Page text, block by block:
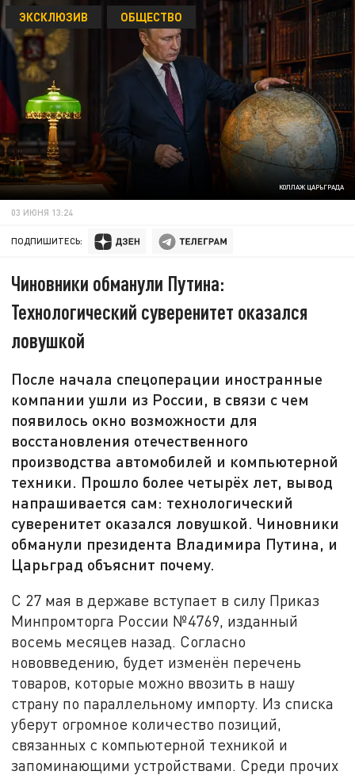
КОЛЛАЖ ЦАРЬГРАДА
ЭКСКЛЮЗИВ ОБЩЕСТВО
03 ИЮНЯ 13:24
ПОДПИШИТЕСЬ:
Чиновники обманули Путина:
Технологический суверенитет оказался
ловушкой
После начала спецоперации иностранные
компании ушли из России, в связи с чем
появилось окно возможности для
восстановления отечественного
производства автомобилей и компьютерной
техники. Прошло более четырёх лет, вывод
напрашивается сам: технологический
суверенитет оказался ловушкой. Чиновники
обманули президента Владимира Путина, и
Царьград объяснит почему.
С 27 мая в державе вступает в силу Приказ
Минпромторга России №4769, изданный
восемь месяцев назад. Согласно
нововведению, будет изменён перечень
товаров, которые можно ввозить в нашу
страну по параллельному импорту. Из списка
уберут огромное количество позиций,
связанных с компьютерной техникой и
запоминающими устройствами. Среди прочих